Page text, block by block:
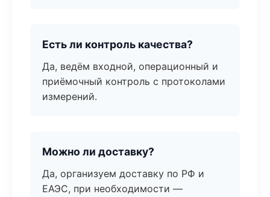
Есть ли контроль качества?
Да, ведём входной, операционный и
приёмочный контроль с протоколами
измерений.
Можно ли доставку?
Да, организуем доставку по РФ и
ЕАЭС, при необходимости —